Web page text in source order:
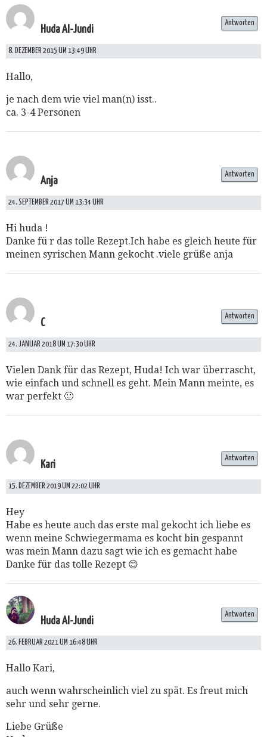
Huda Al-Jundi
8. DEZEMBER 2015 UM 13:49 UHR
Hallo,
je nach dem wie viel man(n) isst..
ca. 3-4 Personen
Antworten
Anja
24. SEPTEMBER 2017 UM 13:34 UHR
Hi huda !
Danke fü r das tolle Rezept.Ich habe es gleich heute für
meinen syrischen Mann gekocht .viele grüße anja
Antworten
C
24. JANUAR 2018 UM 17:30 UHR
Vielen Dank für das Rezept, Huda! Ich war überrascht,
wie einfach und schnell es geht. Mein Mann meinte, es
war perfekt 🙂
Antworten
Kari
15. DEZEMBER 2019 UM 22:02 UHR
Hey
Habe es heute auch das erste mal gekocht ich liebe es
wenn meine Schwiegermama es kocht bin gespannt
was mein Mann dazu sagt wie ich es gemacht habe
Danke für das tolle Rezept 😊
Antworten
Huda Al-Jundi
26. FEBRUAR 2021 UM 16:48 UHR
Hallo Kari,
auch wenn wahrscheinlich viel zu spät. Es freut mich
sehr und sehr gerne.
Liebe Grüße
Antworten